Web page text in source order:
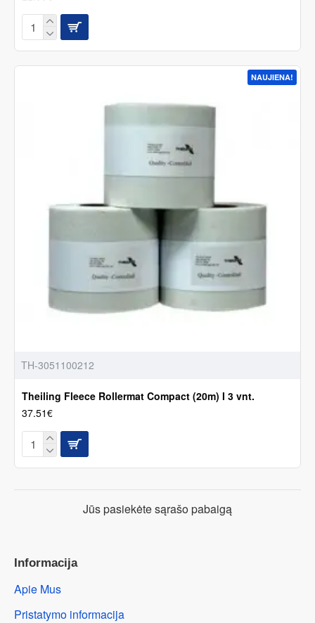
NAUJIENA!
TH-3051100212
Theiling Fleece Rollermat Compact (20m) I 3 vnt.
37.51€
Jūs pasiekėte sąrašo pabaigą
Informacija
Apie Mus
Pristatymo informacija